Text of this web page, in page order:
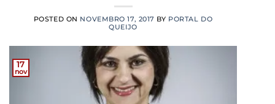
POSTED ON NOVEMBRO 17, 2017 BY PORTAL DO
QUEIJO
17
nov